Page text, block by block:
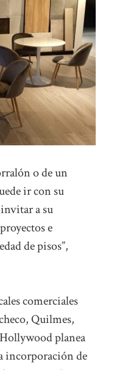
o de un
ir con su
a su
e
de pisos”,
comerciales
Quilmes,
planea
incorporación de